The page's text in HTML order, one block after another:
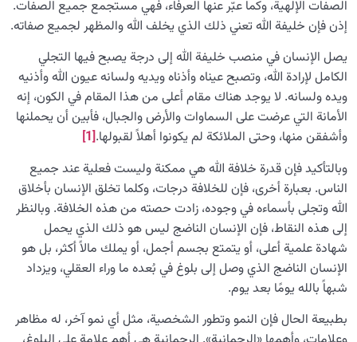
الصفات الإلهية، وكما عبّر عنها العرفاء، فهي مستجمع جميع الصفات.
إذن فإن خليفة الله تعني ذلك الذي يخلف الله والمظهر لجميع صفاته.
يصل الإنسان في منصب خليفة الله إلى درجة يصبح فيها التجلي
الكامل لإرادة الله، وتصبح عيناه وأذناه ويديه ولسانه عيون الله وأذنيه
ويده ولسانه. لا يوجد هناك مقام أعلى من هذا المقام في الكون، إنه
الأمانة التي عرضت على السماوات والأرض والجبال، فأبين أن يحملنها
وأشفقن منها، وحتى الملائكة لم يكونوا أهلاً لقبولها.[1]
وبالتأكيد فإن قدرة خلافة الله هي ممكنة وليست فعلية عند جميع
الناس. بعبارة أخرى، فإن للخلافة درجات، وكلما تخلق الإنسان بأخلاق
الله وتجلى بأسماءه في وجوده، زادت حصته من هذه الخلافة. وبالنظر
إلى هذه النقاط، فإن الإنسان الناضج ليس هو ذلك الذي يحمل
شهادة علمية أعلى، أو يتمتع بجسم أجمل، أو يملك مالاً أكثر، بل هو
الإنسان الناضج الذي وصل إلى بلوغ في بُعده ما وراء العقلي، ويزداد
شبهاً بالله يومًا بعد يوم.
بطبيعة الحال فإن النمو وتطور الشخصية، مثل أي نمو آخر، له مظاهر